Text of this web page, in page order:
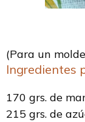
(Para un
Ingredientes
170 grs. de
215 grs. de